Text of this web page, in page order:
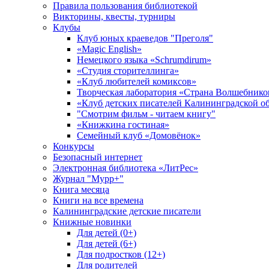
Правила пользования библиотекой
Викторины, квесты, турниры
Клубы
Клуб юных краеведов "Преголя"
«Magic English»
Немецкого языка «Schrumdirum»
«Студия сторителлинга»
«Клуб любителей комиксов»
Творческая лаборатория «Страна
«Клуб детских писателей Калининградской
"Смотрим фильм - читаем книгу"
«Книжкина гостиная»
Семейный клуб «Домовёнок»
Конкурсы
Безопасный интернет
Электронная библиотека «ЛитРес»
Журнал "Мурр+"
Книга месяца
Книги на все времена
Калининградские детские писатели
Книжные новинки
Для детей (0+)
Для детей (6+)
Для подростков (12+)
Для родителей